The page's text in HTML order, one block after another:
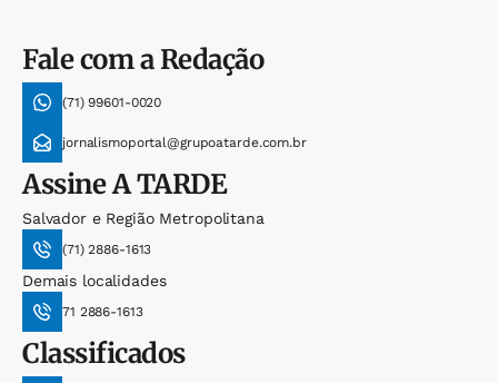
Fale com a Redação
(71) 99601-0020
jornalismoportal@grupoatarde.com.br
AssineA TARDE
Salvador e Região Metropolitana
(71) 2886-1613
Demais localidades
71 2886-1613
Classificados